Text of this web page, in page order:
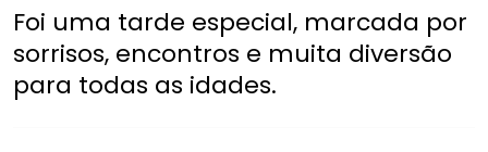
Foi uma tarde especial, marcada por
sorrisos, encontros e muita diversão
para todas as idades.